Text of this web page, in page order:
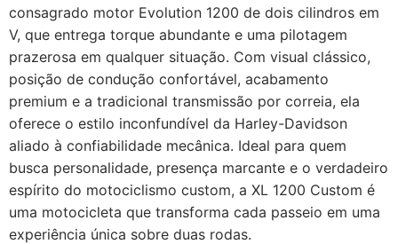
consagrado motor Evolution 1200 de dois cilindros em
V, que entrega torque abundante e uma pilotagem
prazerosa em qualquer situação. Com visual clássico,
posição de condução confortável, acabamento
premium e a tradicional transmissão por correia, ela
oferece o estilo inconfundível da Harley-Davidson
aliado à confiabilidade mecânica. Ideal para quem
busca personalidade, presença marcante e o verdadeiro
espírito do motociclismo custom, a XL 1200 Custom é
uma motocicleta que transforma cada passeio em uma
experiência única sobre duas rodas.